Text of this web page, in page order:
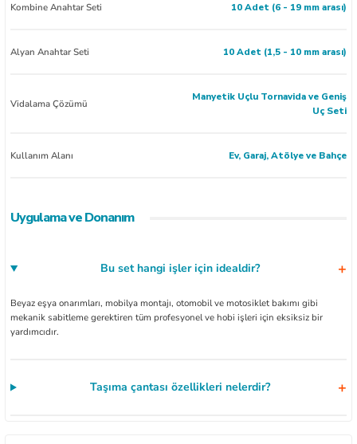
Kombine Anahtar Seti 10 Adet (6 - 19 mm arası)
Alyan Anahtar Seti 10 Adet (1,5 - 10 mm arası)
Vidalama Çözümü
Manyetik Uçlu Tornavida ve Geniş
Uç Seti
Kullanım Alanı Ev, Garaj, Atölye ve Bahçe
Uygulama ve Donanım
Bu set hangi işler için idealdir?
Beyaz eşya onarımları, mobilya montajı, otomobil ve motosiklet bakımı gibi
mekanik sabitleme gerektiren tüm profesyonel ve hobi işleri için eksiksiz bir
yardımcıdır.
Taşıma çantası özellikleri nelerdir?